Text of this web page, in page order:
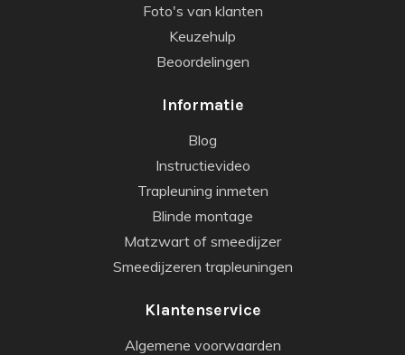
Foto's van klanten
Keuzehulp
Beoordelingen
Informatie
Blog
Instructievideo
Trapleuning inmeten
Blinde montage
Matzwart of smeedijzer
Smeedijzeren trapleuningen
Klantenservice
Algemene voorwaarden